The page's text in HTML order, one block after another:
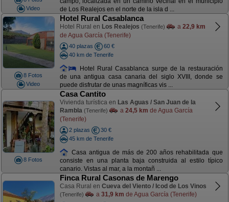
Video
de Los Realejos en el norte de la isla d ...
8 Fotos
Video
Hotel Rural Casablanca
Hotel Rural en Los Realejos (Tenerife) a 22,9 km
de Agua García (Tenerife)
40 plazas
60 €
40 km de Tenerife
Hotel Rural Casablanca surge de la restauración
de una antigua casa canaria del siglo XVIII, donde se
puede disfrutar de unas magníficas vis ...
8 Fotos
Casa Cantito
Vivienda turística en Las Aguas / San Juan de la
Rambla (Tenerife) a 24,5 km de Agua García
(Tenerife)
2 plazas
30 €
45 km de Tenerife
Casa antigua de más de 200 años rehabilitada que
consiste en una planta baja construida al estilo típico
canario. Vistas al mar, a la montañ ...
Finca Rural Casonas de Marengo
Casa Rural en Cueva del Viento / Icod de Los Vinos
(Tenerife) a 31,9 km de Agua García (Tenerife)